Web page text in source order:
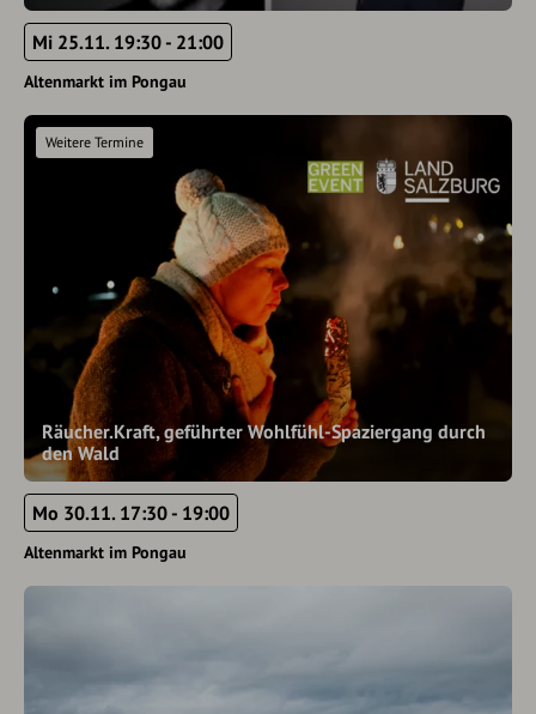
Mi 25.11. 19:30 - 21:00
Altenmarkt im Pongau
Räucher.Kraft, geführter Wohlfühl-Spaziergang durch
den Wald
Weitere Termine
Mo 30.11. 17:30 - 19:00
Altenmarkt im Pongau